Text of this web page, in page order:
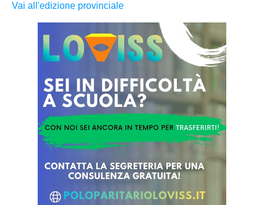
Vai all'edizione provinciale